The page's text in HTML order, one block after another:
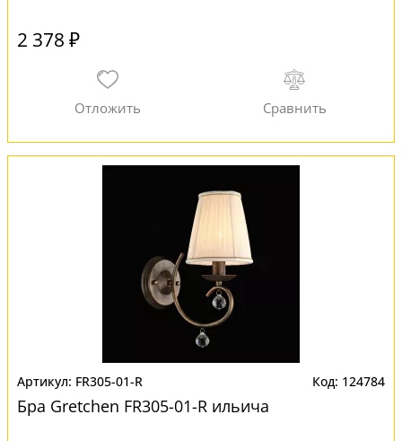
2 378 ₽
FR305-01-R 124784
Бра Gretchen FR305-01-R ильича